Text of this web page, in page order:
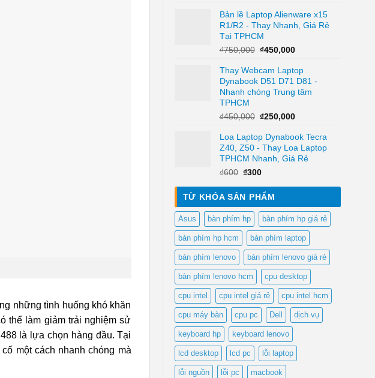
là:
₫450,000.
tại
là:
Bản lề Laptop Alienware x15
R1/R2 - Thay Nhanh, Giá Rẻ
Tại TPHCM
₫750,000 Giá
là:
₫750,000.
₫450,000Giá
tại
là:
₫450,000.
Thay Webcam Laptop
Dynabook D51 D71 D81 -
Nhanh chóng Trung tâm
TPHCM
₫450,000 Giá
là:
₫450,000.
₫250,000Giá
tại
là:
₫250,000.
Loa Laptop Dynabook Tecra
Z40, Z50 - Thay Loa Laptop
TPHCM Nhanh, Giá Rẻ
₫600 Giá
là:
₫300Giá
tại
₫300.
TỪ KHÓA SẢN PHẨM
Asus bàn phím hp bàn phím hp giá rẻ
bàn phím hp hcm bàn phím laptop
bàn phím lenovo bàn phím lenovo giá rẻ
bàn phím lenovo hcm cpu desktop
cpu intel cpu intel giá rẻ cpu intel hcm
cpu máy bàn cpu pc Dell dịch vụ
keyboard hp keyboard lenovo
lcd desktop lcd pc lỗi laptop
lỗi nguồn lỗi pc macbook
những tình huống khó khăn
thể làm giảm trải nghiệm sử
là lựa chọn hàng đầu. Tại
một cách nhanh chóng mà